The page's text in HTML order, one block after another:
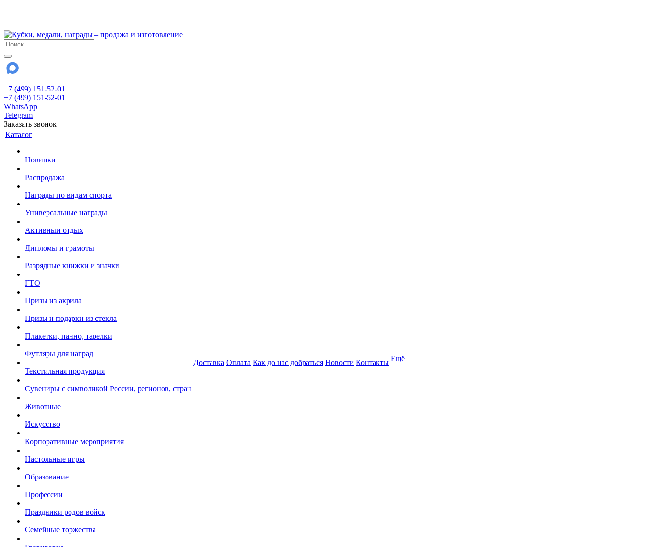
+7 (499) 151-52-01
+7 (499) 151-52-01
WhatsApp
Telegram
Заказать звонок
Каталог
Новинки
Распродажа
Награды по видам спорта
Универсальные награды
Активный отдых
Дипломы и грамоты
Разрядные книжки и значки
ГТО
Призы из акрила
Призы и подарки из стекла
Плакетки, панно, тарелки
Футляры для наград
Текстильная продукция
Сувениры с символикой России, регионов, стран
Животные
Искусство
Корпоративные мероприятия
Настольные игры
Образование
Профессии
Праздники родов войск
Семейные торжества
Доставка Оплата Как до нас добраться Новости Контакты Ещё